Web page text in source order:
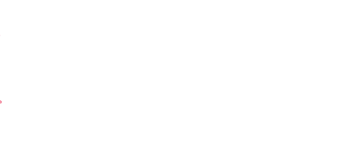
EXCLUSIVOS PRODUCTOS DE